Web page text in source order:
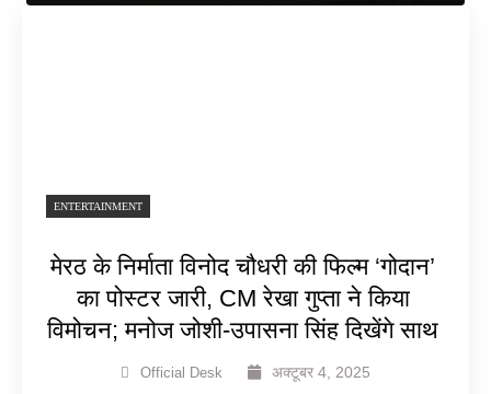
ENTERTAINMENT
मेरठ के निर्माता विनोद चौधरी की फिल्म ‘गोदान’
का पोस्टर जारी, CM रेखा गुप्ता ने किया
विमोचन; मनोज जोशी-उपासना सिंह दिखेंगे साथ
Official Desk अक्टूबर 4, 2025